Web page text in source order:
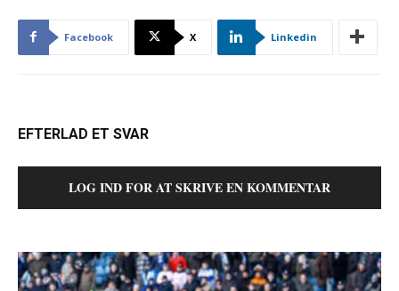
Facebook X Linkedin
EFTERLAD ET SVAR
LOG IND FOR AT SKRIVE EN KOMMENTAR